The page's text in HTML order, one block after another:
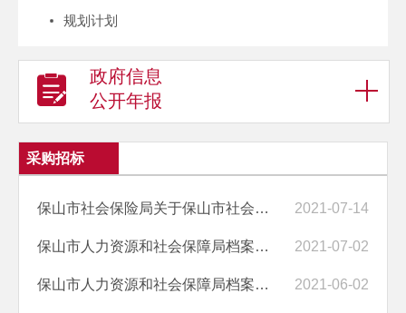
规划计划
政府信息
公开年报
采购招标
保山市社会保险局关于保山市社会保险局社保室藏档案数字化加工项目采购... 2021-07-14
保山市人力资源和社会保障局档案数字化服务及柔性引才项目保障服务采购... 2021-07-02
保山市人力资源和社会保障局档案数字化服务及柔性引才项目保障服务采购... 2021-06-02